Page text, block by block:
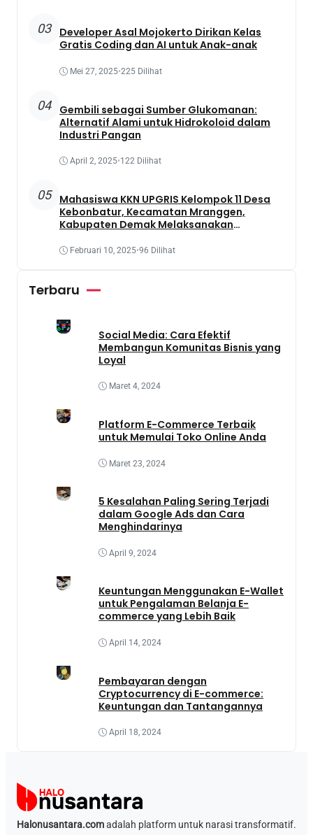
03
Developer Asal Mojokerto Dirikan Kelas
Gratis Coding dan AI untuk Anak-anak
Mei 27, 2025•225 Dilihat
04
Gembili sebagai Sumber Glukomanan:
Alternatif Alami untuk Hidrokoloid dalam
Industri Pangan
April 2, 2025•122 Dilihat
05
Mahasiswa KKN UPGRIS Kelompok 11 Desa
Kebonbatur, Kecamatan Mranggen,
Kabupaten Demak Melaksanakan
Memanfaatkan Lahan Yang Terbengkalai
Februari 10, 2025•96 Dilihat
Terbaru
Social Media: Cara Efektif
Membangun Komunitas Bisnis yang
Loyal
Maret 4, 2024
Platform E-Commerce Terbaik
untuk Memulai Toko Online Anda
Maret 23, 2024
5 Kesalahan Paling Sering Terjadi
dalam Google Ads dan Cara
Menghindarinya
April 9, 2024
Keuntungan Menggunakan E-Wallet
untuk Pengalaman Belanja E-
commerce yang Lebih Baik
April 14, 2024
Pembayaran dengan
Cryptocurrency di E-commerce:
Keuntungan dan Tantangannya
April 18, 2024
Halonusantara.comadalah platform untuk narasi transformatif.